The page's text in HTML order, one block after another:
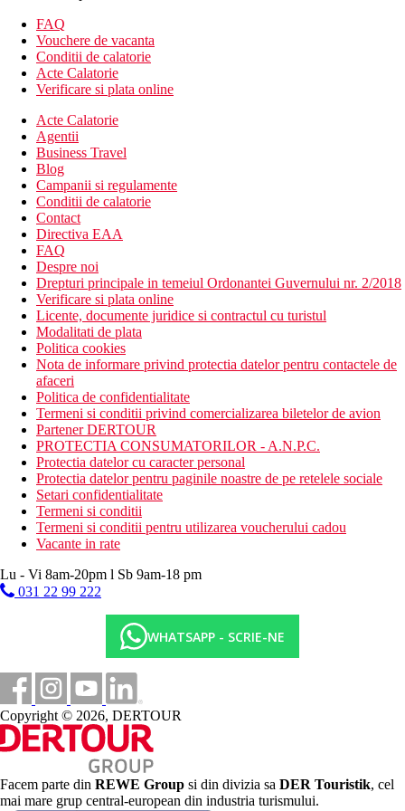
Descrierea hotelului
Hotelul dispune de:
35 de camere
hol de intrare cu receptie
restaurant cu vedere la Castelul Aragon
terasa la soare
3 piscine termale cu hidromasaj
parcare privata
receptie deschisa non stop
serviciu de trezire
lift
camera de bagaje
Wifi
menaj zilnic
transfer de la si/sau la aeroport (contra cost)
Descrierea plajei
plaja privata cu nisip, cu debarcader.
serviciu de plaja gratuit, in iulie si august contra cost
serviciu de plaja pe debarcader contra cost, in functionare
10.6 - 30.9.
Activitati sportive gratuite
parcul termal hotel Ninfario cu piscine termale cu
hidromasaje
zona de relaxare
baie turceasca
cascade termale
plaja
Activitati sportive contra cost
masaje
balneoterapie
spa & centru de wellness
teren de golf (la maxim 3 km)
Masa
Demipensiune:
Mic dejun tip bufet, selectie de cina din meniu
Pensiune completa (numai la cerere, nu este disponibil in
sistem)
Mic dejun tip bufet, pranz si cina selectie din meniu
FAQ
Vouchere de vacanta
Conditii de calatorie
Acte Calatorie
Verificare si plata online
Acte Calatorie
Agentii
Business Travel
Blog
Campanii si regulamente
Conditii de calatorie
Contact
Directiva EAA
FAQ
Despre noi
Drepturi principale in temeiul Ordonantei Guvernului nr. 2/2018
Verificare si plata online
Licente, documente juridice si contractul cu turistul
Modalitati de plata
Politica cookies
Nota de informare privind protectia datelor pentru contactele de
afaceri
Politica de confidentialitate
Termeni si conditii privind comercializarea biletelor de avion
Partener DERTOUR
PROTECTIA CONSUMATORILOR - A.N.P.C.
Protectia datelor cu caracter personal
Protectia datelor pentru paginile noastre de pe retelele sociale
Setari confidentialitate
Termeni si conditii
Termeni si conditii pentru utilizarea voucherului cadou
Vacante in rate
Lu - Vi 8am-20pm l Sb 9am-18 pm
031 22 99 222
WHATSAPP - SCRIE-NE
Copyright © 2026, DERTOUR
Facem parte din REWE Group si din divizia sa DER Touristik, cel
mai mare grup central-european din industria turismului.